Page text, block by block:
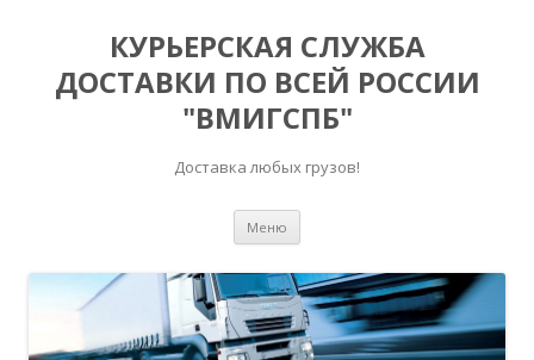
КУРЬЕРСКАЯ СЛУЖБА
ДОСТАВКИ ПО ВСЕЙ РОССИИ
"ВМИГСПБ"
Доставка любых грузов!
Меню